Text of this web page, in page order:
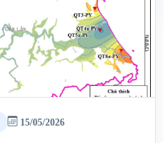
15/05/2026